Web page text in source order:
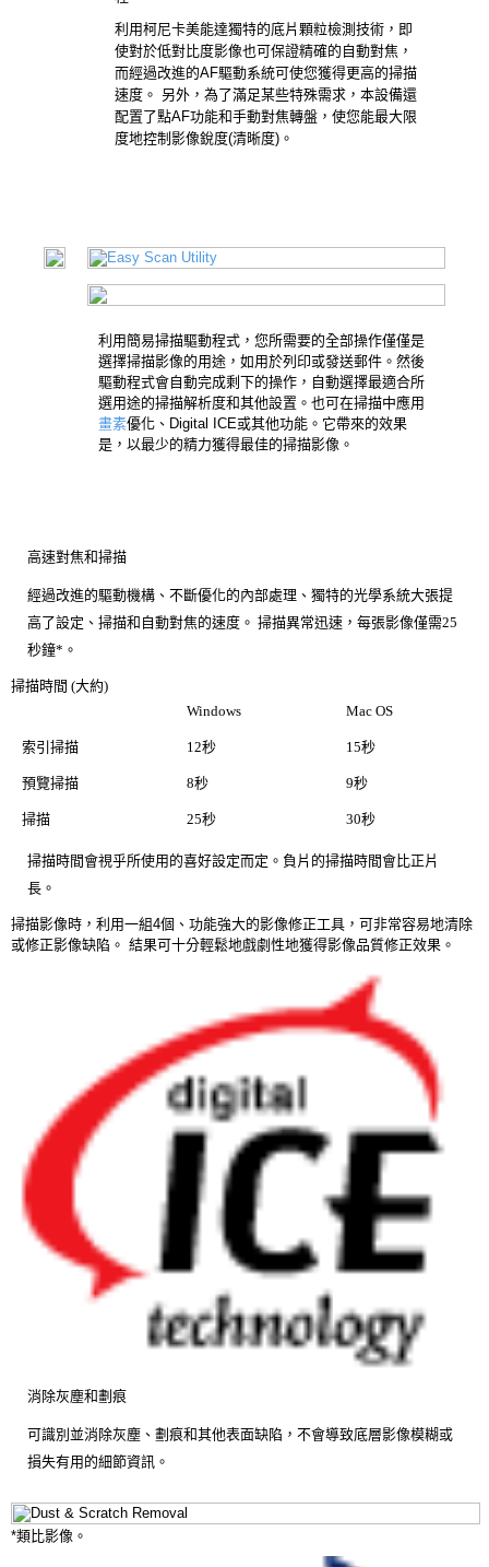
利用柯尼卡美能達獨特的底片顆粒檢測技術，即
使對於低對比度影像也可保證精確的自動對焦，
而經過改進的AF驅動系統可使您獲得更高的掃描
速度。 另外，為了滿足某些特殊需求，本設備還
配置了點AF功能和手動對焦轉盤，使您能最大限
度地控制影像銳度(清晰度)。
利用簡易掃描驅動程式，您所需要的全部操作僅僅是
選擇掃描影像的用途，如用於列印或發送郵件。然後
驅動程式會自動完成剩下的操作，自動選擇最適合所
選用途的掃描解析度和其他設置。也可在掃描中應用
畫素優化、Digital ICE或其他功能。它帶來的效果
是，以最少的精力獲得最佳的掃描影像。
高速對焦和掃描
經過改進的驅動機構、不斷優化的內部處理、獨特的光學系統大張提
高了設定、掃描和自動對焦的速度。 掃描異常迅速，每張影像僅需25
秒鐘*。
掃描時間 (大約)
Windows
Mac OS
索引掃描 12秒 15秒
預覽掃描 8秒 9秒
掃描 25秒 30秒
掃描時間會視乎所使用的喜好設定而定。負片的掃描時間會比正片
長。
掃描影像時，利用一組4個、功能強大的影像修正工具，可非常容易地清除
或修正影像缺陷。 結果可十分輕鬆地戲劇性地獲得影像品質修正效果。
消除灰塵和劃痕
可識別並消除灰塵、劃痕和其他表面缺陷，不會導致底層影像模糊或
損失有用的細節資訊。
*類比影像。